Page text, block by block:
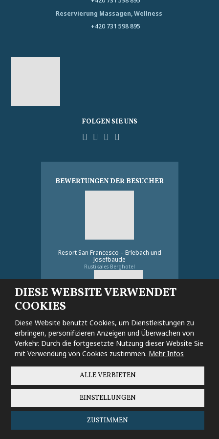
Reservierung Massagen, Wellness
+420 731 598 895
FOLGEN SIE UNS
FacebookYouTubePinterest
BEWERTUNGEN DER BESUCHER
Resort San Francesco – Erlebach und
Josefbaude
Rustikales Berghotel
4.7
931 Bewertungen
BEWERTEN AUF GOOGLE
DIESE WEBSITE VERWENDET
COOKIES
Diese Website benutzt Cookies, um Dienstleistungen zu
erbringen, personifizieren Anzeigen und Überwachen von
Verkehr. Durch die fortgesetzte Nutzung dieser Website Sie
mit Verwendung von Cookies zustimmen. Mehr Infos
ALLE VERBIETEN
EINSTELLUNGEN
ZUSTIMMEN